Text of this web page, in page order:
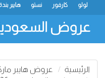
هايبر نستو كارفور لولو
عروض
الرئيسية عروض هايبر